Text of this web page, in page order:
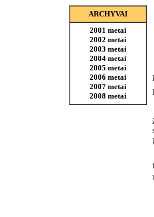
ARCHYVAI
2001 metai
2002 metai
2003 metai
2004 metai
2005 metai
2006 metai
2007 metai
2008 metai